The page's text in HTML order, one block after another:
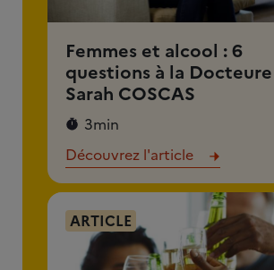
Femmes et alcool : 6
questions à la Docteure
Sarah COSCAS
3min
Découvrez l'article
ARTICLE